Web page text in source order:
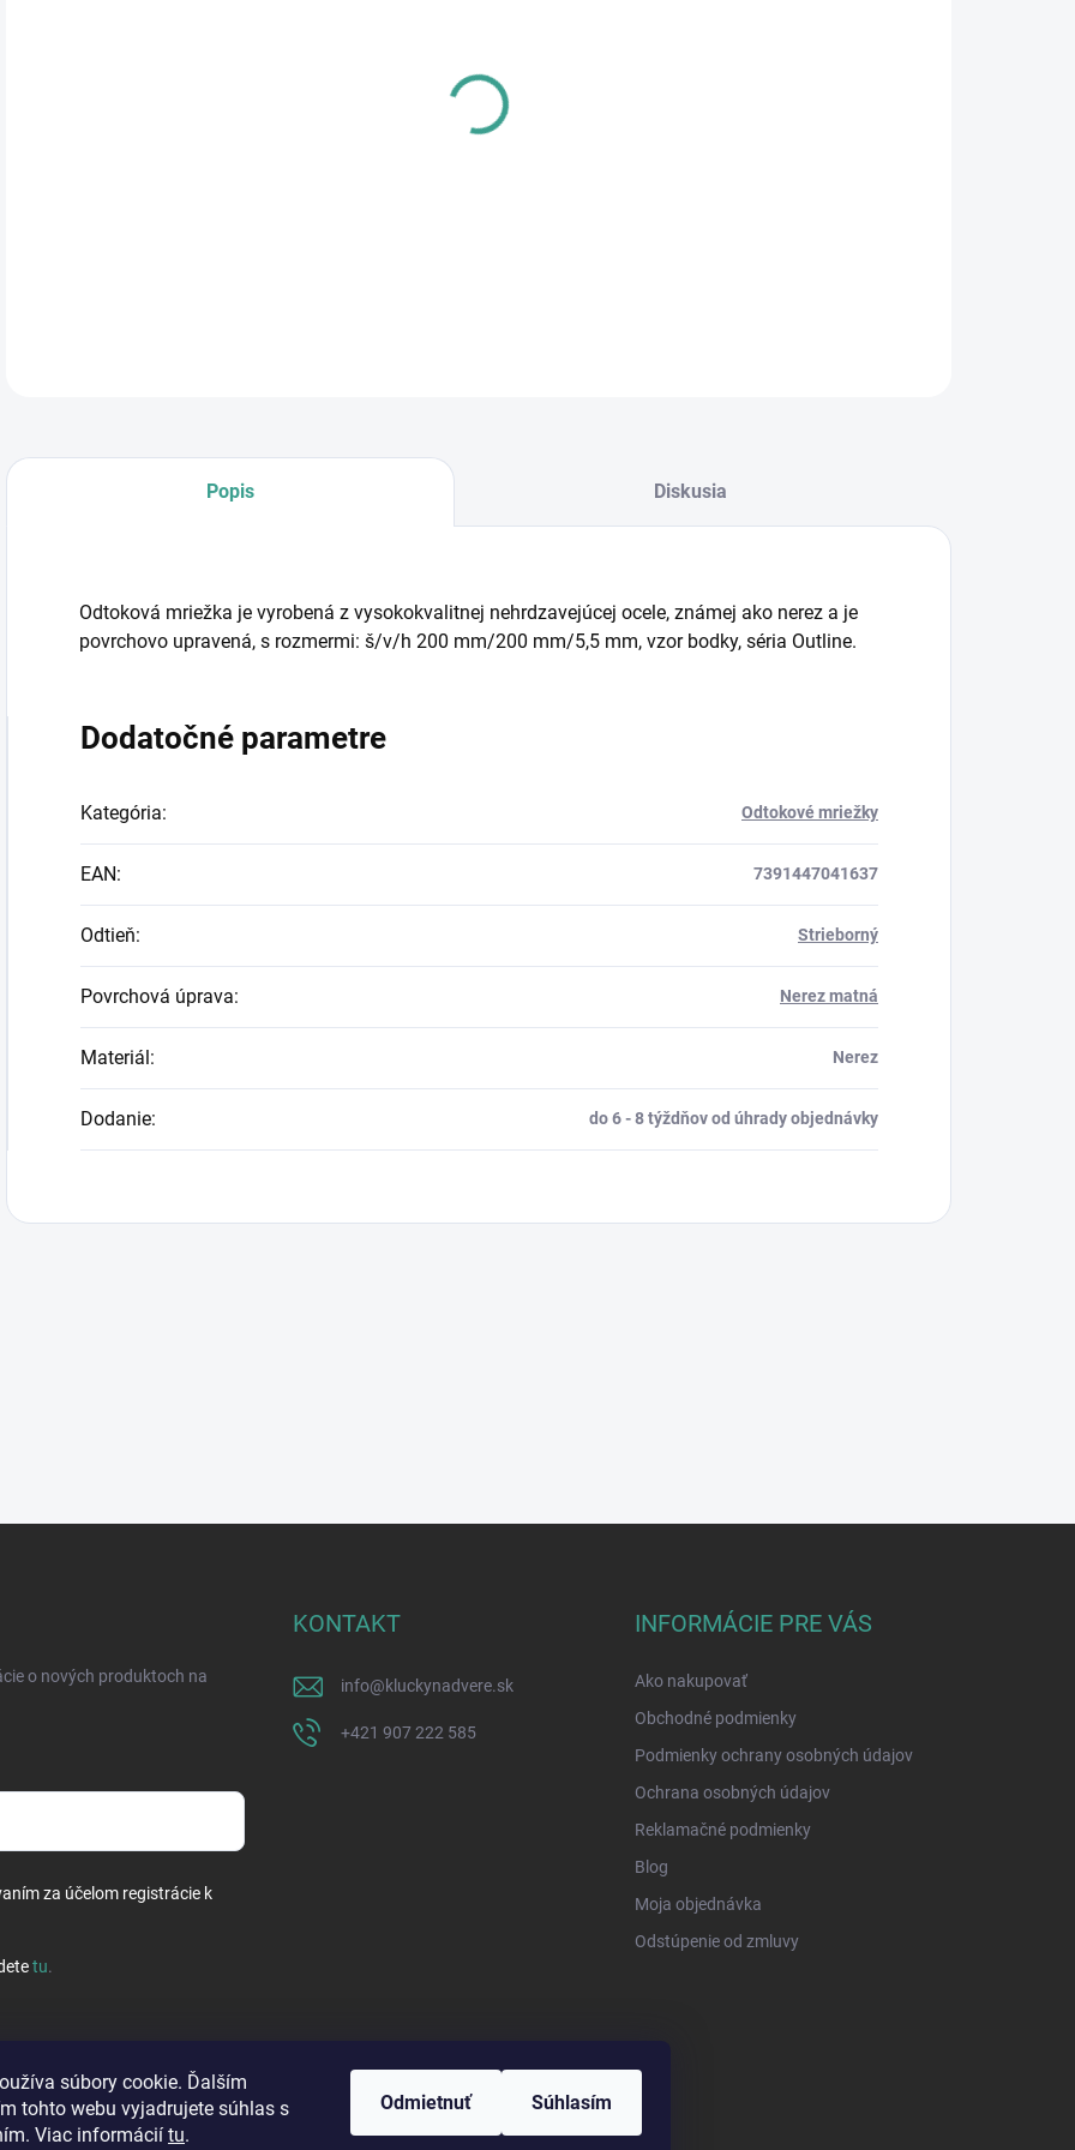
súbory cookie. Ďalším
tohto webu vyjadrujete súhlas s
Viac informácií tu.
Odmietnuť Súhlasím
Popis Diskusia
Odtoková mriežka je vyrobená z vysokokvalitnej nehrdzavejúcej ocele, známej ako nerez a je
povrchovo upravená, s rozmermi: š/v/h 200 mm/200 mm/5,5 mm, vzor bodky, séria Outline.
Dodatočné parametre
Kategória: Odtokové mriežky
EAN: 7391447041637
Odtieň: Strieborný
Povrchová úprava: Nerez matná
Materiál: Nerez
Dodanie: do 6 - 8 týždňov od úhrady objednávky
o nových produktoch na
za účelom registrácie k
tu.
KONTAKT
info@kluckynadvere.sk
+421 907 222 585
INFORMÁCIE PRE VÁS
Ako nakupovať
Obchodné podmienky
Podmienky ochrany osobných údajov
Ochrana osobných údajov
Reklamačné podmienky
Blog
Moja objednávka
Odstúpenie od zmluvy